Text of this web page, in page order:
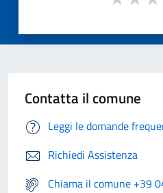
Contatta il comune
Leggi le domande
Richiedi Assistenza
Chiama il comune +39